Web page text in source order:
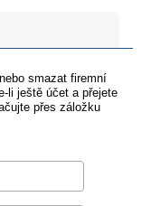
smazat firemní
li ještě účet a přejete
přes záložku